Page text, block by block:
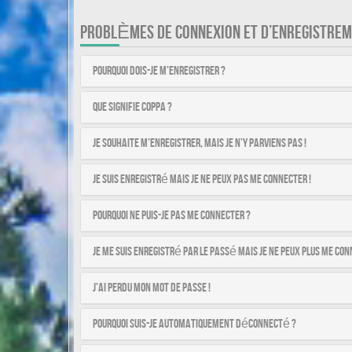
PROBLÈMES DE CONNEXION ET
Pourquoi dois-je m’enregistrer ?
Que signifie COPPA ?
Je souhaite m’enregistrer, mais je n’y parviens pas !
Je suis enregistré mais je ne peux pas me connecter !
Pourquoi ne puis-je pas me connecter ?
Je me suis enregistré par le passé mais je ne peux plus me
J’ai perdu mon mot de passe !
Pourquoi suis-je automatiquement déconnecté ?